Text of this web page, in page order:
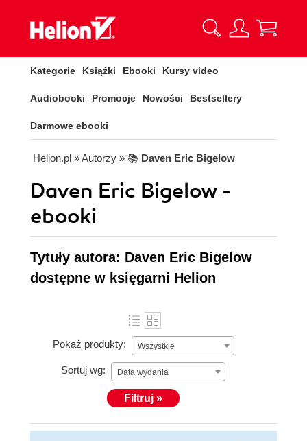
Kategorie Książki Ebooki Kursy video
Audiobooki Promocje Nowości Bestsellery
Darmowe ebooki
Helion.pl » Autorzy » 📚 Daven Eric Bigelow
Daven Eric Bigelow -
ebooki
Tytuły autora: Daven Eric Bigelow
dostępne w księgarni Helion
Pokaż produkty: Wszystkie
Sortuj wg: Data wydania
Filtruj »